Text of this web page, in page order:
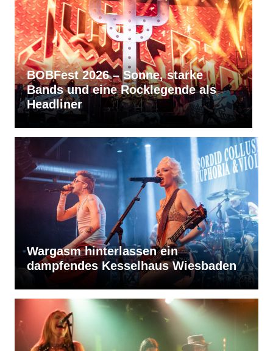
RVBang Festival 2026 – Balingen
bleibt die Metal-Hochburg des
Südens
Wargasm hinterlassen ein
dampfendes Kesselhaus Wiesbaden